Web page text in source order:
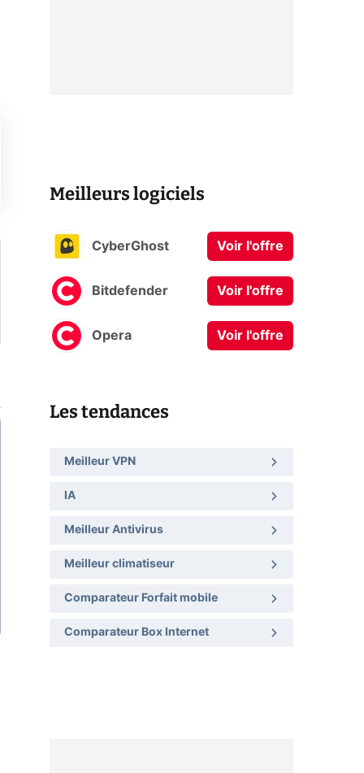
Meilleurs logiciels
CyberGhost Voir l'offre
Bitdefender Voir l'offre
Opera Voir l'offre
Les tendances
Meilleur VPN
IA
Meilleur Antivirus
Meilleur climatiseur
Comparateur Forfait mobile
Comparateur Box Internet